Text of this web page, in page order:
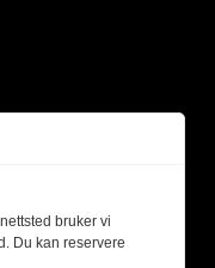
bruker vi
Du kan reservere